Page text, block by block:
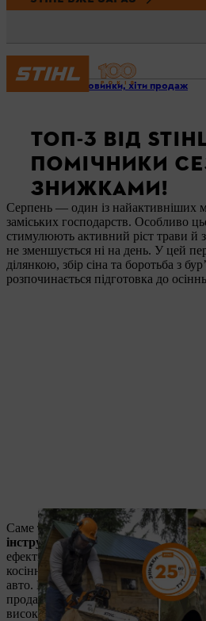
Акції, новинки, хіти продаж
ТОП-3 ВІД
ПОМІЧНИКИ
ЗНИЖКАМИ!
Серпень — один із найактивніших
заміських господарств. Особливо
стимулюють активний ріст трави й
не зменшується ні на день. У цей
ділянкою, збір сіна та боротьба з
розпочинається підготовка до
Саме тому ми об'єднали в акцію
інструменти серед господарів, які
ефективно впоратися з усіма
косіння трави й заготівлі дров до
авто. Це перевірена техніка, яка
продажів завдяки своїй надійності,
високій продуктивності.